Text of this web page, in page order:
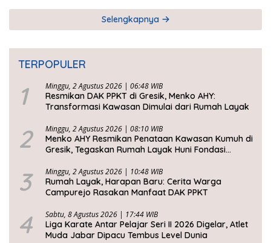
Selengkapnya
TERPOPULER
1 Minggu, 2 Agustus 2026 | 06:48 WIB
Resmikan DAK PPKT di Gresik, Menko AHY:
Transformasi Kawasan Dimulai dari Rumah Layak
2 Minggu, 2 Agustus 2026 | 08:10 WIB
Menko AHY Resmikan Penataan Kawasan Kumuh di
Gresik, Tegaskan Rumah Layak Huni Fondasi
3 Minggu, 2 Agustus 2026 | 10:48 WIB
Rumah Layak, Harapan Baru: Cerita Warga
Campurejo Rasakan Manfaat DAK PPKT
4 Sabtu, 8 Agustus 2026 | 17:44 WIB
Liga Karate Antar Pelajar Seri II 2026 Digelar, Atlet
Muda Jabar Dipacu Tembus Level Dunia